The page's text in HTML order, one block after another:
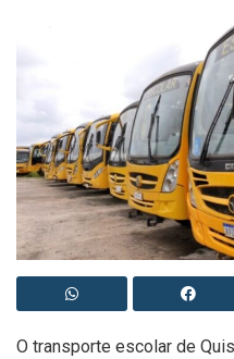
O transporte escolar de